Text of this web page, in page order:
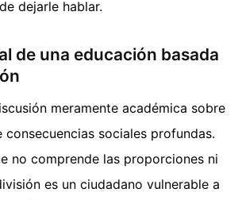
dejarle hablar.
de una educación basada
meramente académica sobre
consecuencias sociales profundas.
no comprende las proporciones ni
es un ciudadano vulnerable a